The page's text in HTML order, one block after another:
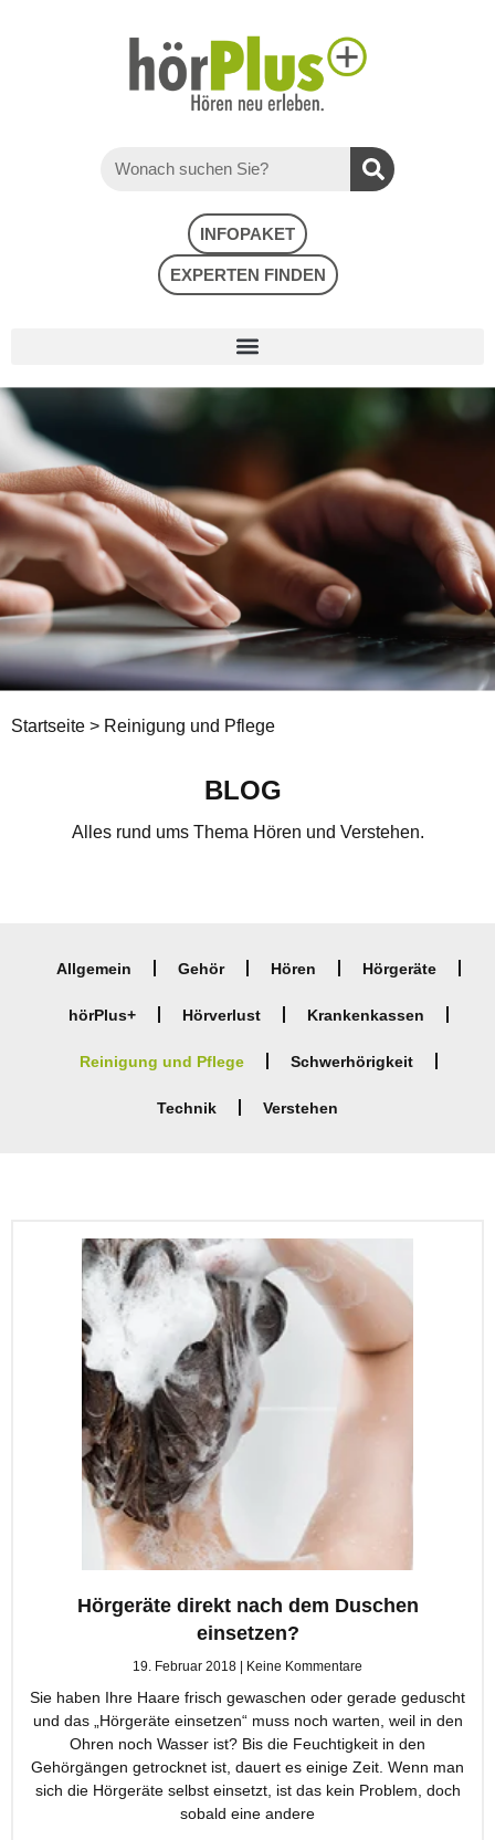
INFOPAKET
EXPERTEN FINDEN
Startseite > Reinigung und Pflege
BLOG
Alles rund ums Thema Hören und Verstehen.
Allgemein Gehör Hören Hörgeräte
hörPlus+ Hörverlust Krankenkassen
Reinigung und Pflege Schwerhörigkeit
Technik Verstehen
Hörgeräte direkt nach dem Duschen
einsetzen?
19. Februar 2018 Keine Kommentare
Sie haben Ihre Haare frisch gewaschen oder gerade geduscht
und das „Hörgeräte einsetzen“ muss noch warten, weil in den
Ohren noch Wasser ist? Bis die Feuchtigkeit in den
Gehörgängen getrocknet ist, dauert es einige Zeit. Wenn man
sich die Hörgeräte selbst einsetzt, ist das kein Problem, doch
sobald eine andere